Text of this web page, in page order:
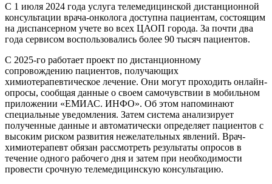
С 1 июля 2024 года услуга телемедицинской дистанционной
консультации врача-онколога доступна пациентам, состоящим
на диспансерном учете во всех ЦАОП города. За почти два
года сервисом воспользовались более 90 тысяч пациентов.
С 2025-го работает проект по дистанционному
сопровождению пациентов, получающих
химиотерапевтическое лечение. Они могут проходить онлайн-
опросы, сообщая данные о своем самочувствии в мобильном
приложении «ЕМИАС. ИНФО». Об этом напоминают
специальные уведомления. Затем система анализирует
полученные данные и автоматически определяет пациентов с
высоким риском развития нежелательных явлений. Врач-
химиотерапевт обязан рассмотреть результаты опросов в
течение одного рабочего дня и затем при необходимости
провести срочную телемедицинскую консультацию.